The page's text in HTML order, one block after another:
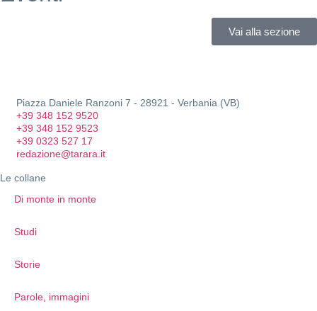
Vai alla sezione
Piazza Daniele Ranzoni 7 - 28921 - Verbania (VB)
+39 348 152 9520
+39 348 152 9523
+39 0323 527 17
redazione@tarara.it
Le collane
Di monte in monte
Studi
Storie
Parole, immagini